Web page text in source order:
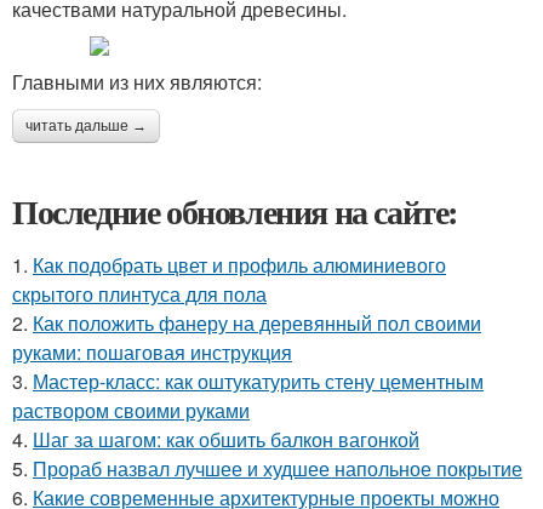
качествами натуральной древесины.
Главными из них являются:
читать дальше →
Последние обновления на сайте:
1. Как подобрать цвет и профиль алюминиевого
скрытого плинтуса для пола
2. Как положить фанеру на деревянный пол своими
руками: пошаговая инструкция
3. Мастер-класс: как оштукатурить стену цементным
раствором своими руками
4. Шаг за шагом: как обшить балкон вагонкой
5. Прораб назвал лучшее и худшее напольное покрытие
6. Какие современные архитектурные проекты можно